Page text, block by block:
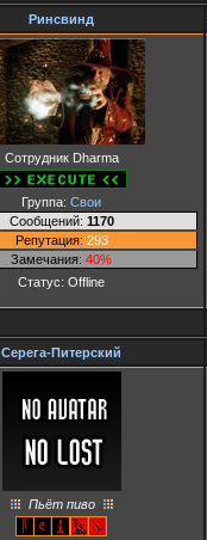
Ринсвинд
Сотрудник Dharma
Группа: Свои
Сообщений: 1170
Репутация: 293
Замечания: 40%
Статус: Offline
Серега-Питерский
Пьёт пиво